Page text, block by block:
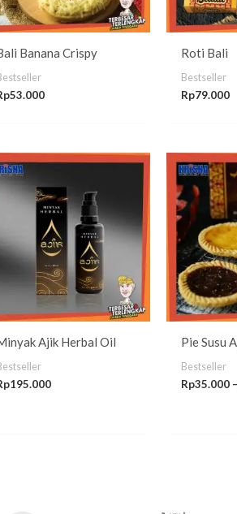
Banana Crispy
53.000
Roti Bali
Bestseller
Rp79.000
Ajik Herbal Oil
195.000
Pie Susu
Bestseller
Rp35.000 –